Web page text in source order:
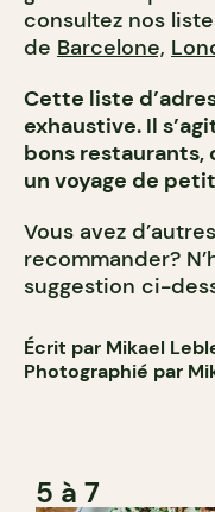
consultez nos
de Barcelone,
Cette liste
exhaustive. Il
bons
un voyage de
Vous avez
recommander?
suggestion ci-
Écrit par Mikael
Photographié par
5 à 7